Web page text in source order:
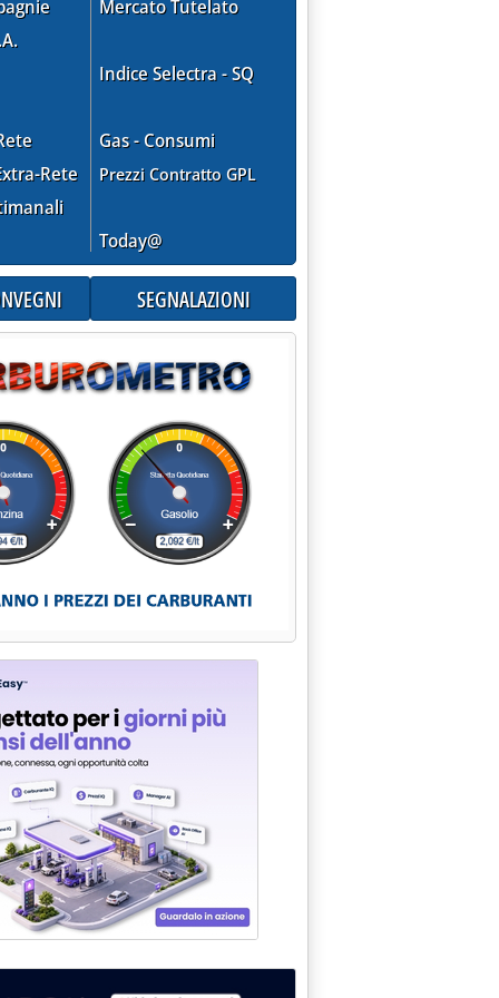
Rete
Mercato Tutelato
Indice Selectra - SQ
Gas - Consumi
Prezzi Contratto GPL
Today@
SEGNALAZIONI